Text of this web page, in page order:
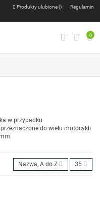
Produkty ulubione ()
Regulamin
0
w przypadku
do wielu motocykli
Nazwa, A do Z 35